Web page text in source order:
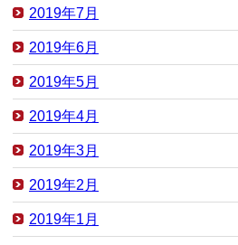
2019年7月
2019年6月
2019年5月
2019年4月
2019年3月
2019年2月
2019年1月